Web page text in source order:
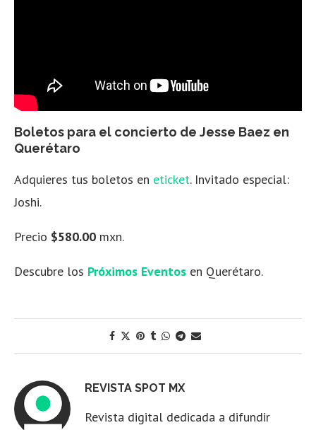
Boletos para el concierto de Jesse Baez en
Querétaro
Adquieres tus boletos en eticket. Invitado especial:
Joshi.
Precio $580.00 mxn.
Descubre los Próximos Eventos en Querétaro.
REVISTA SPOT MX
Revista digital dedicada a difundir